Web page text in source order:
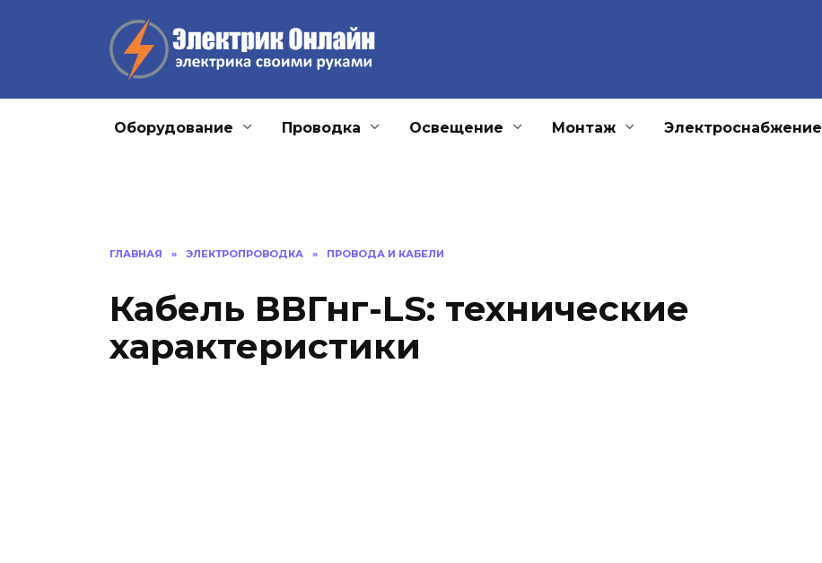
Оборудование Проводка Освещение Монтаж Электроснабжение
ГЛАВНАЯ » ЭЛЕКТРОПРОВОДКА » ПРОВОДА И КАБЕЛИ
Кабель ВВГнг-LS: технические
характеристики